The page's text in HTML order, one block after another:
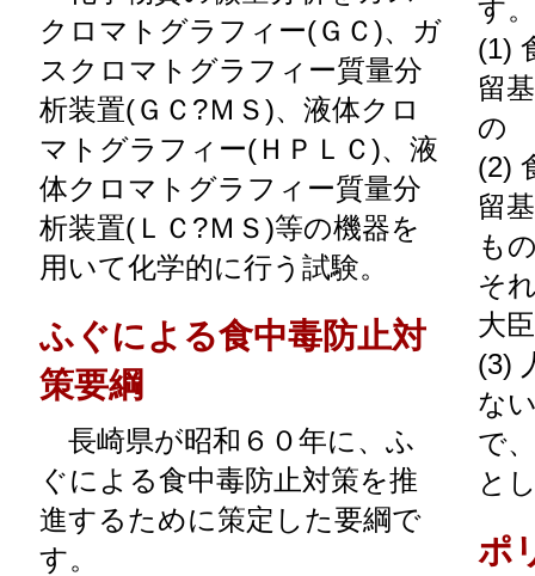
クロマトグラフィー(ＧＣ)、ガ
スクロマトグラフィー質量分
析装置(ＧＣ?ＭＳ)、液体クロ
マトグラフィー(ＨＰＬＣ)、液
体クロマトグラフィー質量分
析装置(ＬＣ?ＭＳ)等の機器を
用いて化学的に行う試験。
ふぐによる食中毒防止対
策要綱
長崎県が昭和６０年に、ふ
ぐによる食中毒防止対策を推
進するために策定した要綱で
す。
す。
(1)
留
の
(2)
留
も
そ
大
(3)
な
で
と
ポ